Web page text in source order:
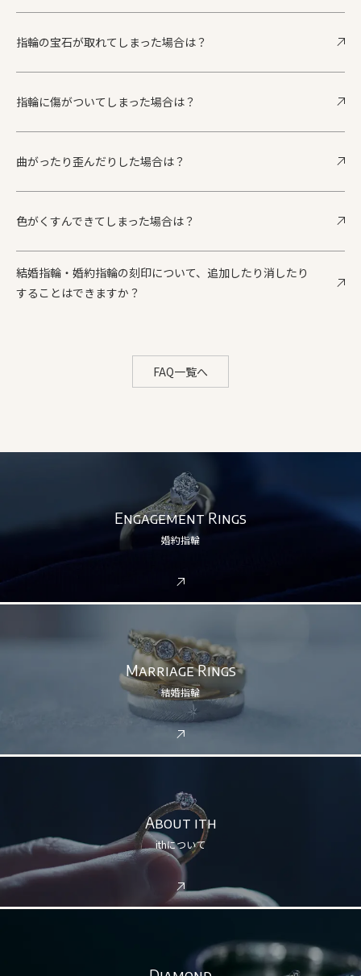
指輪の宝石が取れてしまった場合は？
指輪に傷がついてしまった場合は？
曲がったり歪んだりした場合は？
色がくすんできてしまった場合は？
結婚指輪・婚約指輪の刻印について、追加したり消したり
することはできますか？
FAQ一覧へ
Engagement Rings
婚約指輪
Marriage Rings
結婚指輪
About ith
ithについて